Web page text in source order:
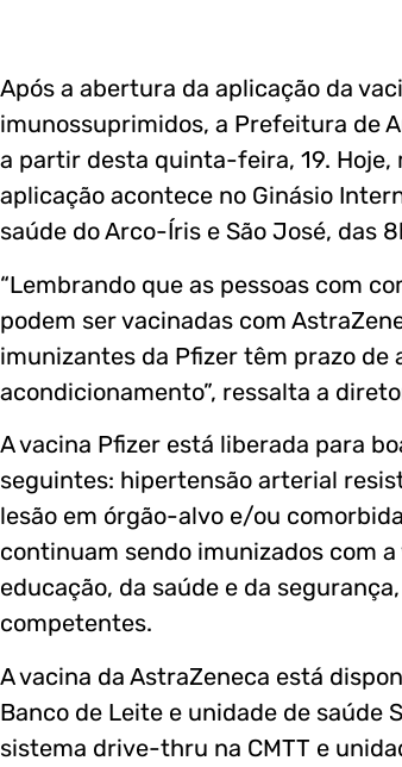
Após a abertura da aplicação da
imunossuprimidos, a Prefeitura de
a partir desta quinta-feira, 19.
aplicação acontece no Ginásio
saúde do Arco-Íris e São José, das
“Lembrando que as pessoas com
podem ser vacinadas com
imunizantes da Pfizer têm prazo
acondicionamento”, ressalta a
A vacina Pfizer está liberada para
seguintes: hipertensão arterial
lesão em órgão-alvo e/ou
continuam sendo imunizados com
educação, da saúde e da
competentes.
A vacina da AstraZeneca está
Banco de Leite e unidade de saúde
sistema drive-thru na CMTT e